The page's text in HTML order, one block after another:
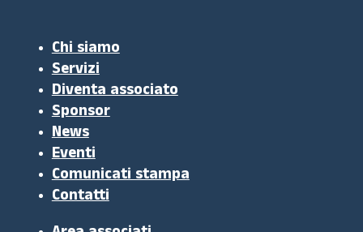
Chi siamo
Servizi
Diventa associato
Sponsor
News
Eventi
Comunicati stampa
Contatti